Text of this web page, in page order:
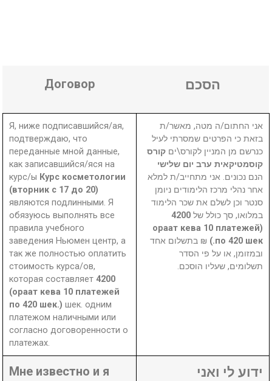
Договор הסכם
Я, ниже подписавшийся/ая,
подтверждаю, что
переданные мной данные,
как записавшийся/яся на
курс/ы Курс косметологии
(вторник с 17 до 20)
являются подлинными. Я
обязуюсь выполнять все
правила учебного
заведения Ньюмен центр, а
так же полностью оплатить
стоимость курса/ов,
которая составляет4200
(ораат кева 10 платежей
по 420 шек.)шек. одним
платежом наличными или
согласно договоренности о
платежах.
אני החתום/ה מטה, מאשר/ת
בזאת כי הפרטים שמסרתי לעיל
כנרשם מן המניין לקורס\ים קורס
קוסמטיקאית ערב יום שלישי
הנם נכונים. אני מתחייב/ת למלא
אחר נהלי מרכז הלימודים ניומן
סנטר וכן לשלם את שכר הלימוד
במלואו, סך כולל של 4200
(ораат кева 10 платежей
по 420 шек.)
₪ בתשלום אחד
ובמזומן, או על פי הסדר
תשלומים, שעליו הוסכם.
Мне известно и я
ידוע לי ואני